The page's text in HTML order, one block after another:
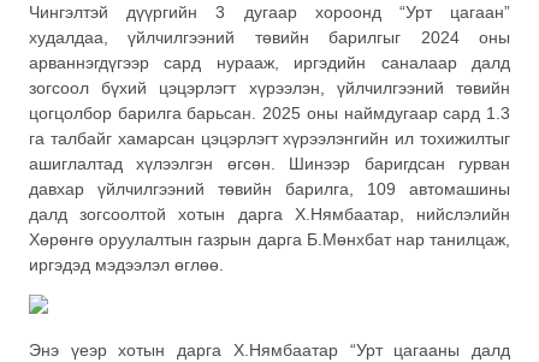
Чингэлтэй дүүргийн 3 дугаар хороонд “Урт цагаан”
худалдаа, үйлчилгээний төвийн барилгыг 2024 оны
арваннэгдүгээр сард нурааж, иргэдийн саналаар далд
зогсоол бүхий цэцэрлэгт хүрээлэн, үйлчилгээний төвийн
цогцолбор барилга барьсан. 2025 оны наймдугаар сард 1.3
га талбайг хамарсан цэцэрлэгт хүрээлэнгийн ил тохижилтыг
ашиглалтад хүлээлгэн өгсөн. Шинээр баригдсан гурван
давхар үйлчилгээний төвийн барилга, 109 автомашины
далд зогсоолтой хотын дарга Х.Нямбаатар, нийслэлийн
Хөрөнгө оруулалтын газрын дарга Б.Мөнхбат нар танилцаж,
иргэдэд мэдээлэл өглөө.
Энэ үеэр хотын дарга Х.Нямбаатар “Урт цагааны далд